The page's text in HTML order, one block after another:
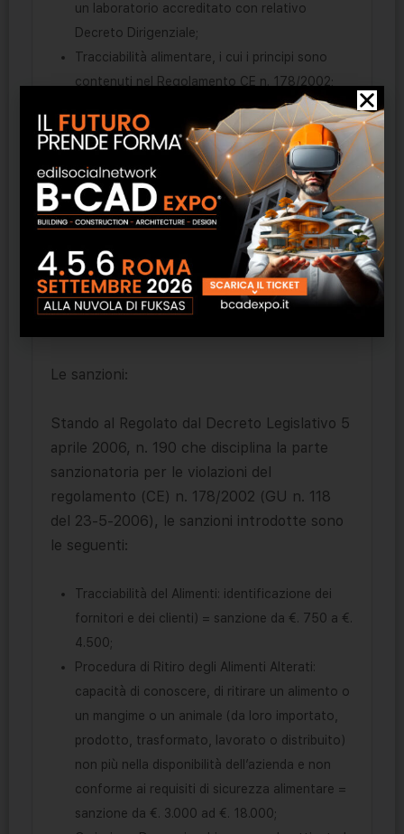
un laboratorio accreditato con relativo
Decreto Dirigenziale;
Tracciabilità alimentare, i cui i principi sono
contenuti nel Regolamento CE n. 178/2002;
stabilisce i requisiti generali della legislazione
alimentare, istituisce l’Autorità europea per la
sicurezza alimentare e fissa le procedure nel
settore della sicurezza alimentare;
Elenco allergeni ed etichettatura alimentare
Regolamento UE n.1169/2011;
ISO 22000 “Food safety management
systems- Requirements”, è uno standard di
certificazione di sistemi di gestione della
Le sanzioni:
Stando al Regolato dal Decreto Legislativo 5
aprile 2006, n. 190 che disciplina la parte
sanzionatoria per le violazioni del
regolamento (CE) n. 178/2002 (GU n. 118
del 23-5-2006), le sanzioni introdotte sono
le seguenti:
Tracciabilità del Alimenti: identificazione dei
fornitori e dei clienti) = sanzione da €. 750 a €.
4.500;
Procedura di Ritiro degli Alimenti Alterati:
capacità di conoscere, di ritirare un alimento o
un mangime o un animale (da loro importato,
prodotto, trasformato, lavorato o distribuito)
non più nella disponibilità dell’azienda e non
conforme ai requisiti di sicurezza alimentare =
sanzione da €. 3.000 ad €. 18.000;